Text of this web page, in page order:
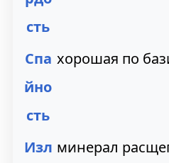
сть
Спа
йно
сть
хорошая по
Изл минерал